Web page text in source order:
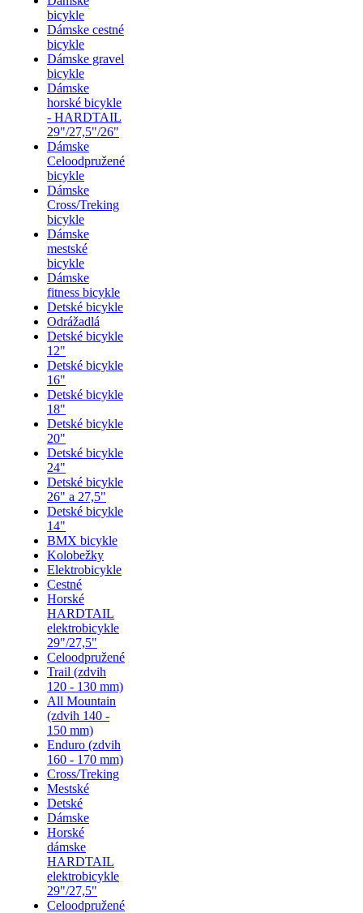
bicykle
Dámske cestné
bicykle
Dámske gravel
bicykle
Dámske
horské bicykle
- HARDTAIL
29"/27,5"/26"
Dámske
Celoodpružené
bicykle
Dámske
Cross/Treking
bicykle
Dámske
mestské
bicykle
Dámske
fitness bicykle
Detské bicykle
Odrážadlá
Detské bicykle
12"
Detské bicykle
16"
Detské bicykle
18"
Detské bicykle
20"
Detské bicykle
24"
Detské bicykle
26" a 27,5"
Detské bicykle
14"
BMX bicykle
Kolobežky
Elektrobicykle
Cestné
Horské
HARDTAIL
elektrobicykle
29"/27,5"
Celoodpružené
Trail (zdvih
120 - 130 mm)
All Mountain
(zdvih 140 -
150 mm)
Enduro (zdvih
160 - 170 mm)
Cross/Treking
Mestské
Detské
Dámske
Horské
dámske
HARDTAIL
elektrobicykle
29"/27,5"
Celoodpružené